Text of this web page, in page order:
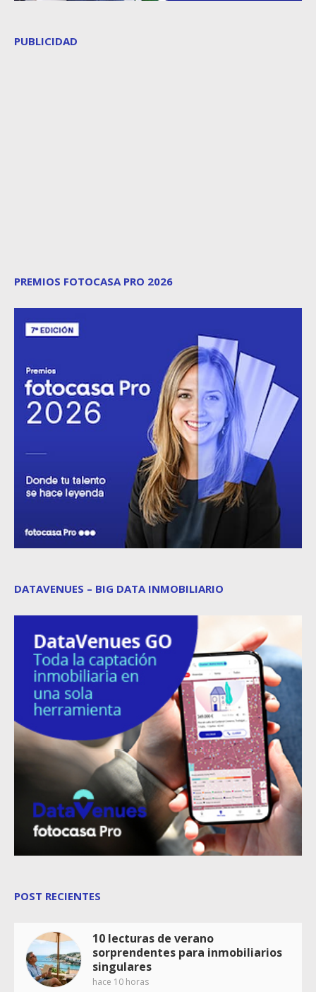
PUBLICIDAD
PREMIOS FOTOCASA PRO 2026
DATAVENUES – BIG DATA INMOBILIARIO
POST RECIENTES
10 lecturas de verano
sorprendentes para inmobiliarios
singulares
hace 10 horas